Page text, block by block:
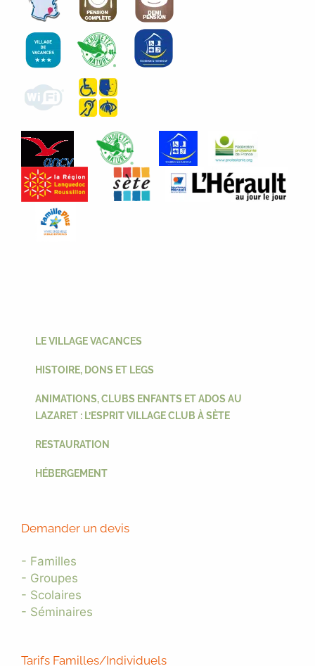
LE VILLAGE VACANCES
HISTOIRE, DONS ET LEGS
ANIMATIONS, CLUBS ENFANTS ET ADOS AU
LAZARET : L’ESPRIT VILLAGE CLUB À SÈTE
RESTAURATION
HÉBERGEMENT
Demander un devis
- Familles
- Groupes
- Scolaires
- Séminaires
Tarifs Familles/Individuels